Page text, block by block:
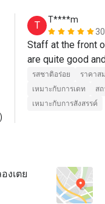
T
T****m
Staff at the front
are quite good
welcome (Cee
staff who take
and serve are
รสชาติอร่อย
ราคาส
เหมาะกับการเดท
ส
เหมาะกับการสังสรรค์
งเตย